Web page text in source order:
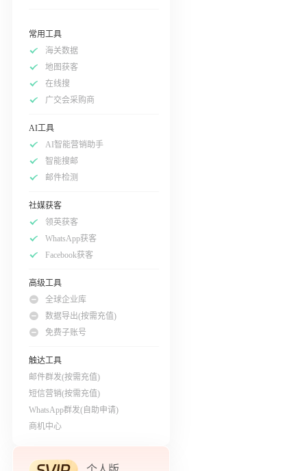
常用工具
海关数据
地图获客
在线搜
广交会采购商
AI工具
AI智能营销助手
智能搜邮
邮件检测
社媒获客
领英获客
WhatsApp获客
Facebook获客
高级工具
全球企业库
数据导出(按需充值)
免费子账号
触达工具
邮件群发(按需充值)
短信营销(按需充值)
WhatsApp群发(自助申请)
商机中心